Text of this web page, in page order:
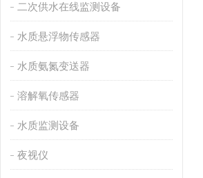
二次供水在线监测设备
水质悬浮物传感器
水质氨氮变送器
溶解氧传感器
水质监测设备
夜视仪